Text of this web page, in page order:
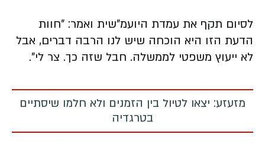
לסיום תקף את עמדת היועמ"שית ואמר: "חוות
הדעת הזו היא הוכחה שיש לנו הרבה דברים, אבל
לא ייעוץ משפטי לממשלה. חבל שזה כך. צר לי".
מזעזע: יצאו לטיול בין הזמנים ולא חלמו שיסתיים
בטרגדיה